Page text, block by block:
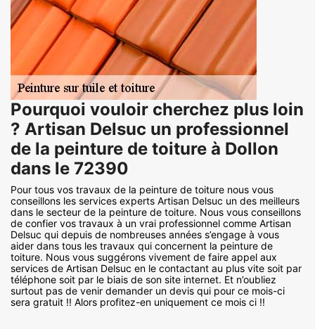
Pourquoi vouloir cherchez plus loin
? Artisan Delsuc un professionnel
de la peinture de toiture à Dollon
dans le 72390
Pour tous vos travaux de la peinture de toiture nous vous
conseillons les services experts Artisan Delsuc un des meilleurs
dans le secteur de la peinture de toiture. Nous vous conseillons
de confier vos travaux à un vrai professionnel comme Artisan
Delsuc qui depuis de nombreuses années s’engage à vous
aider dans tous les travaux qui concernent la peinture de
toiture. Nous vous suggérons vivement de faire appel aux
services de Artisan Delsuc en le contactant au plus vite soit par
téléphone soit par le biais de son site internet. Et n’oubliez
surtout pas de venir demander un devis qui pour ce mois-ci
sera gratuit !! Alors profitez-en uniquement ce mois ci !!